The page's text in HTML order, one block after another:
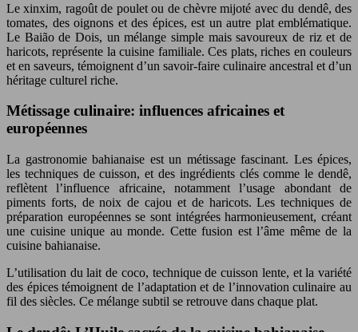
Le xinxim, ragoût de poulet ou de chèvre mijoté avec du dendê, des
tomates, des oignons et des épices, est un autre plat emblématique.
Le Baião de Dois, un mélange simple mais savoureux de riz et de
haricots, représente la cuisine familiale. Ces plats, riches en couleurs
et en saveurs, témoignent d’un savoir-faire culinaire ancestral et d’un
héritage culturel riche.
Métissage culinaire: influences africaines et
européennes
La gastronomie bahianaise est un métissage fascinant. Les épices,
les techniques de cuisson, et des ingrédients clés comme le dendê,
reflètent l’influence africaine, notamment l’usage abondant de
piments forts, de noix de cajou et de haricots. Les techniques de
préparation européennes se sont intégrées harmonieusement, créant
une cuisine unique au monde. Cette fusion est l’âme même de la
cuisine bahianaise.
L’utilisation du lait de coco, technique de cuisson lente, et la variété
des épices témoignent de l’adaptation et de l’innovation culinaire au
fil des siècles. Ce mélange subtil se retrouve dans chaque plat.